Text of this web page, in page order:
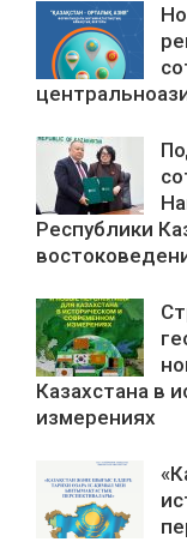
Республики
Казахстана в
измерениях